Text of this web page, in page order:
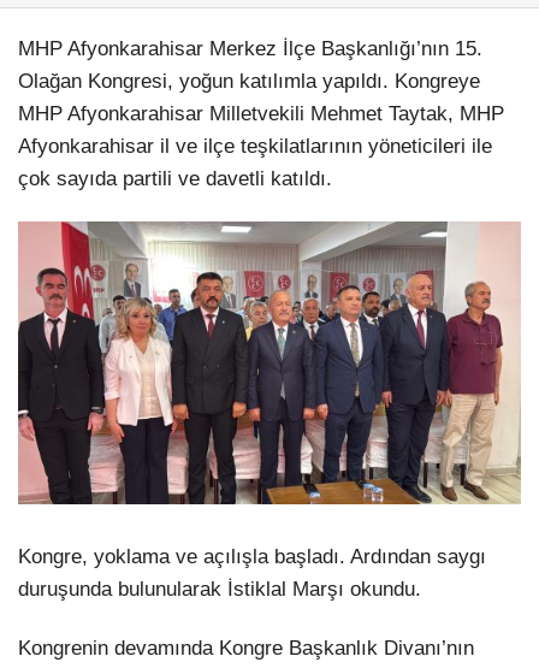
MHP Afyonkarahisar Merkez İlçe Başkanlığı’nın 15.
Olağan Kongresi, yoğun katılımla yapıldı. Kongreye
MHP Afyonkarahisar Milletvekili Mehmet Taytak, MHP
Afyonkarahisar il ve ilçe teşkilatlarının yöneticileri ile
çok sayıda partili ve davetli katıldı.
Kongre, yoklama ve açılışla başladı. Ardından saygı
duruşunda bulunularak İstiklal Marşı okundu.
Kongrenin devamında Kongre Başkanlık Divanı’nın